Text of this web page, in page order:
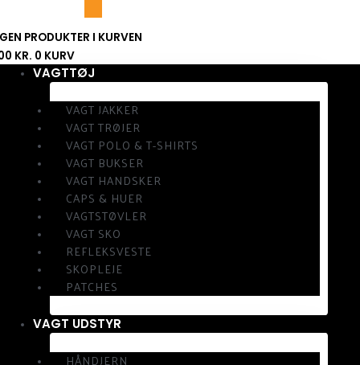
PRODUKTER I KURVEN
KR. 0 KURV
VAGTTØJ
VAGT JAKKER
VAGT TRØJER
VAGT POLO & T-SHIRTS
VAGT BUKSER
VAGT HANDSKER
CAPS & HUER
VAGTSTØVLER
VAGT SKO
REFLEKSVESTE
SKOPLEJE
PATCHES
VAGT UDSTYR
HÅNDJERN